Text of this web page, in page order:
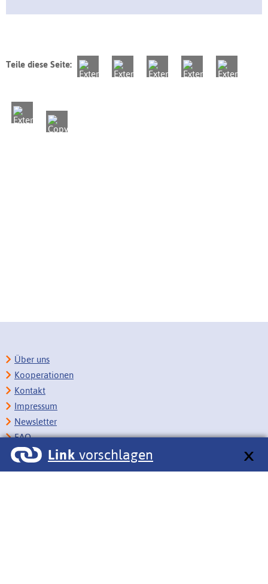
Teile diese Seite:
Link vorschlagen
Über uns
Kooperationen
Kontakt
Impressum
Newsletter
FAQ
Copyright